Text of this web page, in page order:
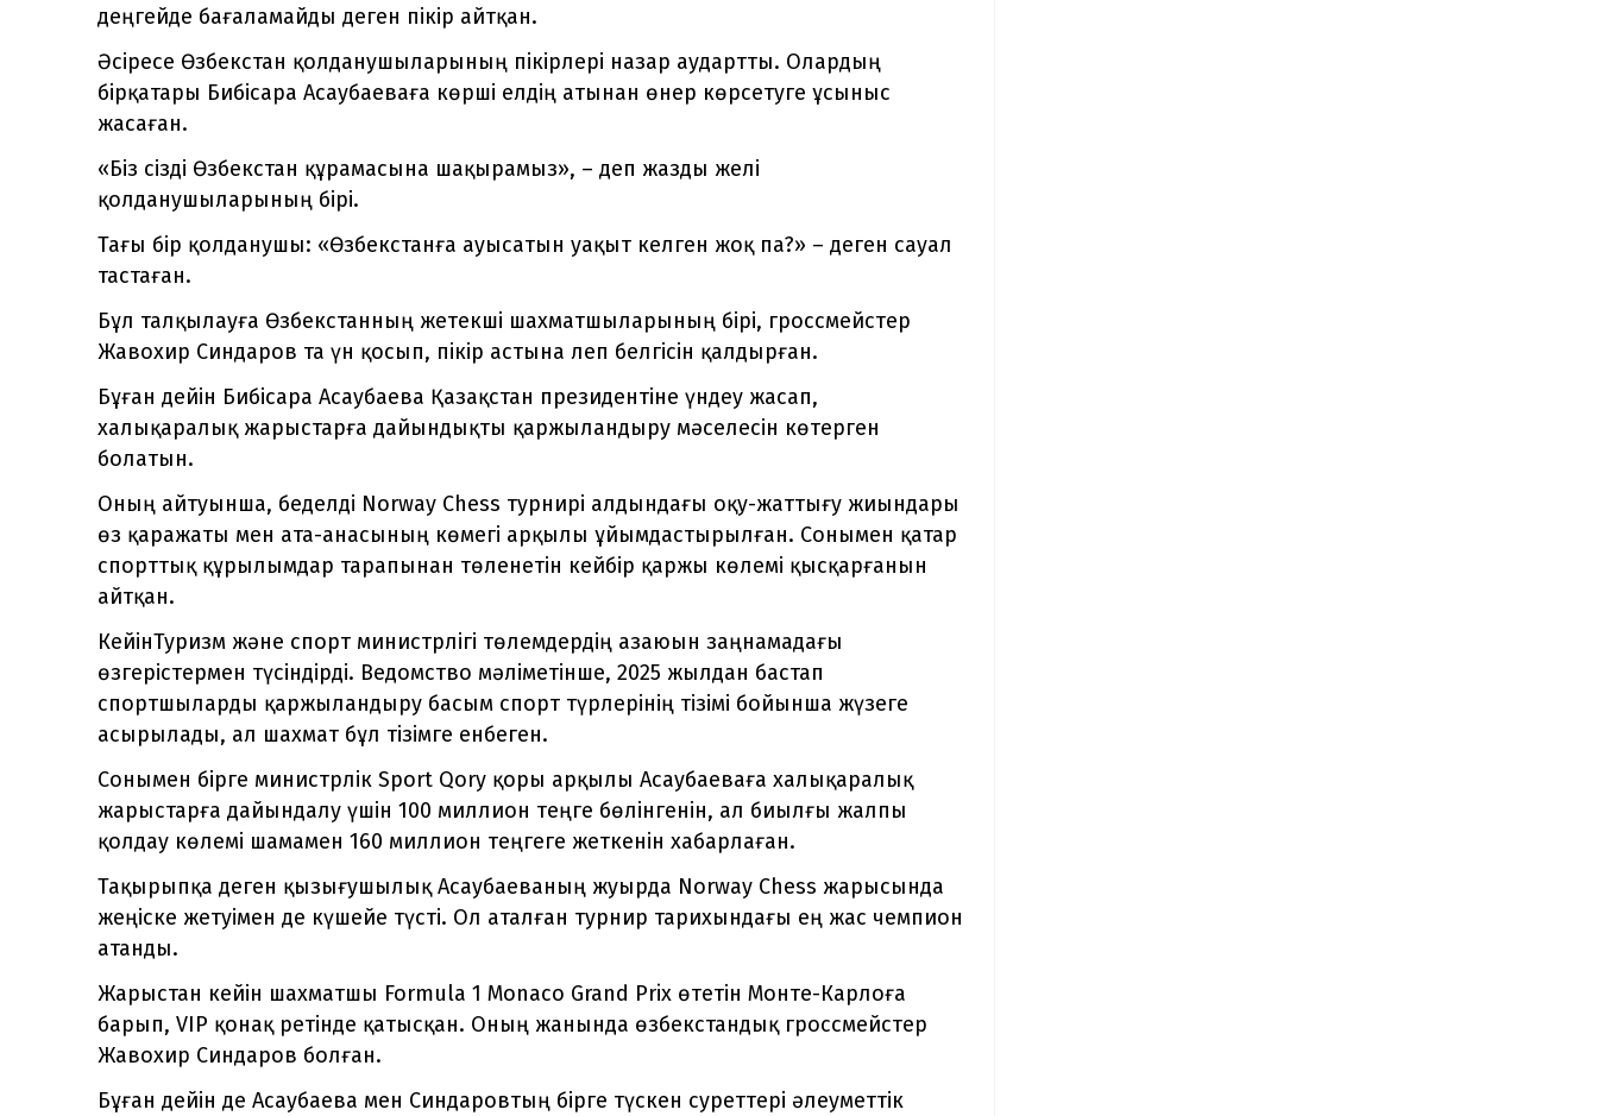
деңгейде бағаламайды деген пікір айтқан.
Әсіресе Өзбекстан қолданушыларының пікірлері назар аудартты. Олардың
бірқатары Бибісара Асаубаеваға көрші елдің атынан өнер көрсетуге ұсыныс
жасаған.
«Біз сізді Өзбекстан құрамасына шақырамыз», – деп жазды желі
қолданушыларының бірі.
Тағы бір қолданушы: «Өзбекстанға ауысатын уақыт келген жоқ па?» – деген сауал
тастаған.
Бұл талқылауға Өзбекстанның жетекші шахматшыларының бірі, гроссмейстер
Жавохир Синдаров та үн қосып, пікір астына леп белгісін қалдырған.
Бұған дейін Бибісара Асаубаева Қазақстан президентіне үндеу жасап,
халықаралық жарыстарға дайындықты қаржыландыру мәселесін көтерген
болатын.
Оның айтуынша, беделді Norway Chess турнирі алдындағы оқу-жаттығу жиындары
өз қаражаты мен ата-анасының көмегі арқылы ұйымдастырылған. Сонымен қатар
спорттық құрылымдар тарапынан төленетін кейбір қаржы көлемі қысқарғанын
айтқан.
КейінТуризм және спорт министрлігі төлемдердің азаюын заңнамадағы
өзгерістермен түсіндірді. Ведомство мәліметінше, 2025 жылдан бастап
спортшыларды қаржыландыру басым спорт түрлерінің тізімі бойынша жүзеге
асырылады, ал шахмат бұл тізімге енбеген.
Сонымен бірге министрлік Sport Qory қоры арқылы Асаубаеваға халықаралық
жарыстарға дайындалу үшін 100 миллион теңге бөлінгенін, ал биылғы жалпы
қолдау көлемі шамамен 160 миллион теңгеге жеткенін хабарлаған.
Тақырыпқа деген қызығушылық Асаубаеваның жуырда Norway Chess жарысында
жеңіске жетуімен де күшейе түсті. Ол аталған турнир тарихындағы ең жас чемпион
атанды.
Жарыстан кейін шахматшы Formula 1 Monaco Grand Prix өтетін Монте-Карлоға
барып, VIP қонақ ретінде қатысқан. Оның жанында өзбекстандық гроссмейстер
Жавохир Синдаров болған.
Бұған дейін де Асаубаева мен Синдаровтың бірге түскен суреттері әлеуметтік